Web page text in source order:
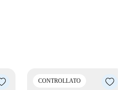
CONTROLLATO